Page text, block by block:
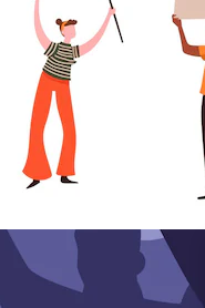
2026 Freepik Company S.L.U.